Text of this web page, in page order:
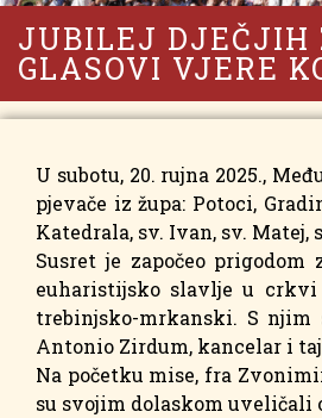
JUBILEJ DJEČJIH
GLASOVI VJERE
U subotu, 20. rujna 2025.,
pjevače iz župa: Potoci,
Katedrala, sv. Ivan, sv. Matej,
Susret je započeo
euharistijsko slavlje u crkvi
trebinjsko-mrkanski. S
Antonio Zirdum, kancelar i
Na početku mise, fra
su svojim dolaskom uveličali